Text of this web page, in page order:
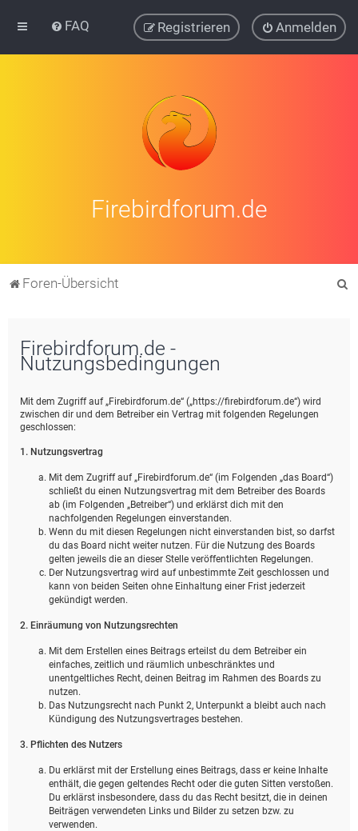
FAQ Anmelden
Registrieren
Firebirdforum.de
Foren-Übersicht
Firebirdforum.de -
Nutzungsbedingungen
Mit dem Zugriff auf „Firebirdforum.de“ („https://firebirdforum.de“) wird
zwischen dir und dem Betreiber ein Vertrag mit folgenden Regelungen
geschlossen:
1. Nutzungsvertrag
Mit dem Zugriff auf „Firebirdforum.de“ (im Folgenden „das Board“)
schließt du einen Nutzungsvertrag mit dem Betreiber des Boards
ab (im Folgenden „Betreiber“) und erklärst dich mit den
nachfolgenden Regelungen einverstanden.
Wenn du mit diesen Regelungen nicht einverstanden bist, so darfst
du das Board nicht weiter nutzen. Für die Nutzung des Boards
gelten jeweils die an dieser Stelle veröffentlichten Regelungen.
Der Nutzungsvertrag wird auf unbestimmte Zeit geschlossen und
kann von beiden Seiten ohne Einhaltung einer Frist jederzeit
gekündigt werden.
2. Einräumung von Nutzungsrechten
Mit dem Erstellen eines Beitrags erteilst du dem Betreiber ein
einfaches, zeitlich und räumlich unbeschränktes und
unentgeltliches Recht, deinen Beitrag im Rahmen des Boards zu
nutzen.
Das Nutzungsrecht nach Punkt 2, Unterpunkt a bleibt auch nach
Kündigung des Nutzungsvertrages bestehen.
3. Pflichten des Nutzers
Du erklärst mit der Erstellung eines Beitrags, dass er keine Inhalte
enthält, die gegen geltendes Recht oder die guten Sitten verstoßen.
Du erklärst insbesondere, dass du das Recht besitzt, die in deinen
Beiträgen verwendeten Links und Bilder zu setzen bzw. zu
verwenden.